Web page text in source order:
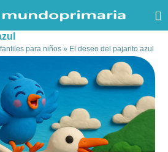
para niños » El deseo del pajarito azul